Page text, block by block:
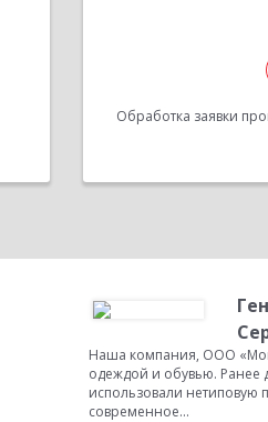
Обработка заявки
Наша компания, ООО
одеждой и обувью. Ранее
использовали
современное...